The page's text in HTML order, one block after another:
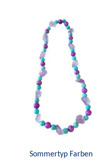
Sommertyp Farben